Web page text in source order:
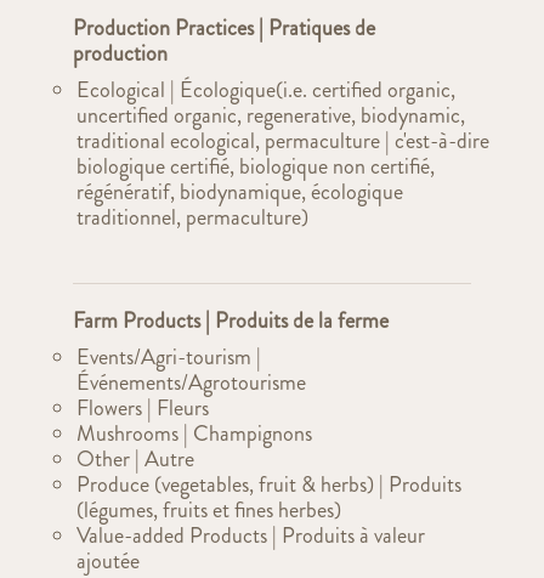
Production Practices | Pratiques de
production
Ecological | Écologique(i.e. certified organic,
uncertified organic, regenerative, biodynamic,
traditional ecological, permaculture | c'est-à-dire
biologique certifié, biologique non certifié,
régénératif, biodynamique, écologique
traditionnel, permaculture)
Farm Products | Produits de la ferme
Events/Agri-tourism |
Événements/Agrotourisme
Flowers | Fleurs
Mushrooms | Champignons
Other | Autre
Produce (vegetables, fruit & herbs) | Produits
(légumes, fruits et fines herbes)
Value-added Products | Produits à valeur
ajoutée